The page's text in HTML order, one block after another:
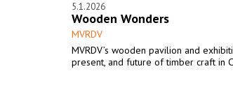
5.1.2026
Wooden Wonders
MVRDV
MVRDV’s wooden pavilion and
present, and future of timber craft in